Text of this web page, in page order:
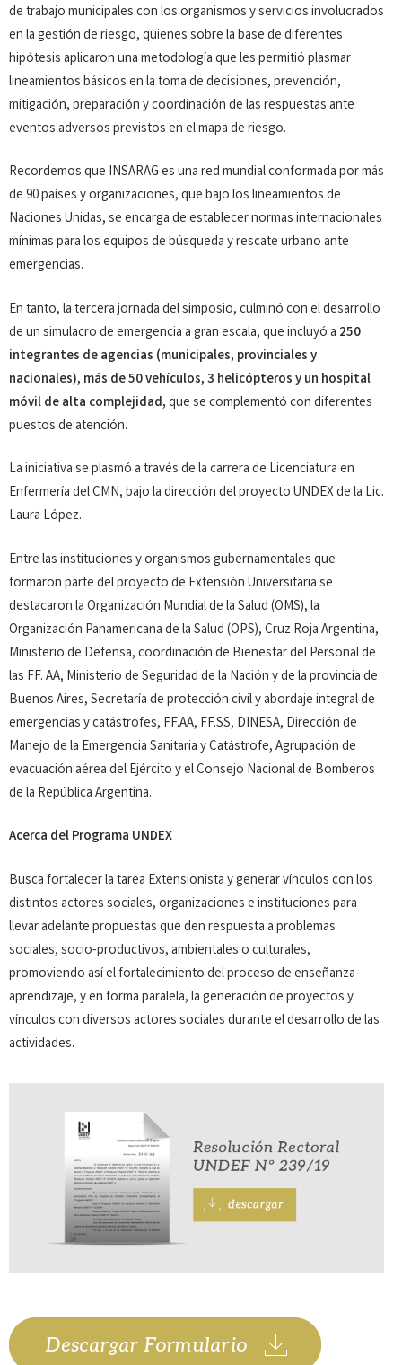
de trabajo municipales con los organismos y servicios involucrados
en la gestión de riesgo, quienes sobre la base de diferentes
hipótesis aplicaron una metodología que les permitió plasmar
lineamientos básicos en la toma de decisiones, prevención,
mitigación, preparación y coordinación de las respuestas ante
eventos adversos previstos en el mapa de riesgo.
Recordemos que INSARAG es una red mundial conformada por más
de 90 países y organizaciones, que bajo los lineamientos de
Naciones Unidas, se encarga de establecer normas internacionales
mínimas para los equipos de búsqueda y rescate urbano ante
emergencias.
En tanto, la tercera jornada del simposio, culminó con el desarrollo
de un simulacro de emergencia a gran escala, que incluyó a 250
integrantes de agencias (municipales, provinciales y
nacionales), más de 50 vehículos, 3 helicópteros y un hospital
móvil de alta complejidad,que se complementó con diferentes
puestos de atención.
La iniciativa se plasmó a través de la carrera de Licenciatura en
Enfermería del CMN, bajo la dirección del proyecto UNDEX de la Lic.
Laura López.
Entre las instituciones y organismos gubernamentales que
formaron parte del proyecto de Extensión Universitaria se
destacaron la Organización Mundial de la Salud (OMS), la
Organización Panamericana de la Salud (OPS), Cruz Roja Argentina,
Ministerio de Defensa, coordinación de Bienestar del Personal de
las FF. AA, Ministerio de Seguridad de la Nación y de la provincia de
Buenos Aires, Secretaría de protección civil y abordaje integral de
emergencias y catástrofes, FF.AA, FF.SS, DINESA, Dirección de
Manejo de la Emergencia Sanitaria y Catástrofe, Agrupación de
evacuación aérea del Ejército y el Consejo Nacional de Bomberos
de la República Argentina.
Acerca del Programa UNDEX
Busca fortalecer la tarea Extensionista y generar vínculos con los
distintos actores sociales, organizaciones e instituciones para
llevar adelante propuestas que den respuesta a problemas
sociales, socio-productivos, ambientales o culturales,
promoviendo así el fortalecimiento del proceso de enseñanza-
aprendizaje, y en forma paralela, la generación de proyectos y
vínculos con diversos actores sociales durante el desarrollo de las
actividades.